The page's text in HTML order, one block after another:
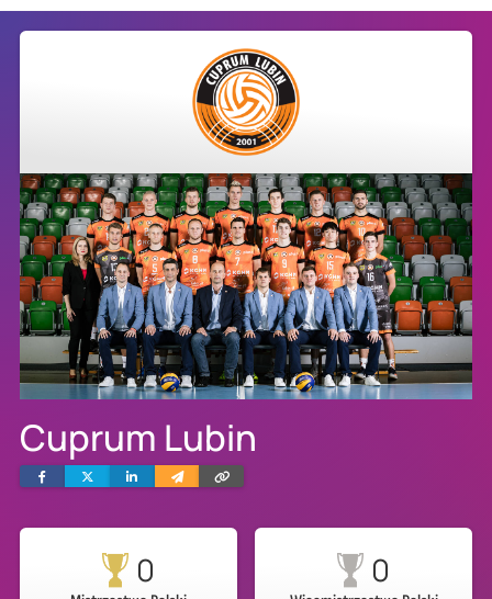
Cuprum Lubin
FacebookTwitterLinkedinWyślij
e-
Skopiuj
link
0 0